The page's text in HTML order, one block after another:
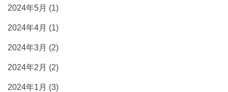
2024年5月 (1)
2024年4月 (1)
2024年3月 (2)
2024年2月 (2)
2024年1月 (3)